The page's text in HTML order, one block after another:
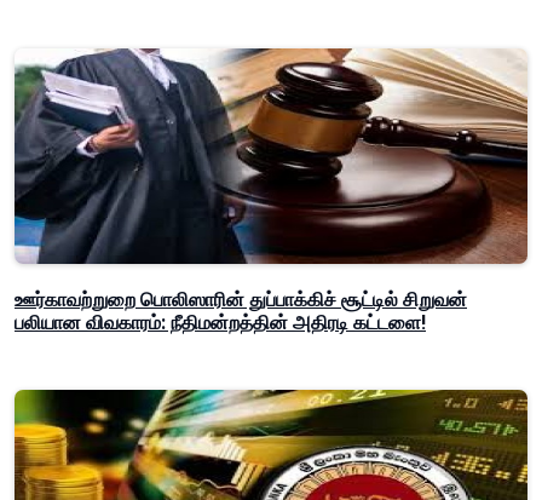
ஊர்காவற்றுறை பொலிஸாரின் துப்பாக்கிச் சூட்டில் சிறுவன்
பலியான விவகாரம்: நீதிமன்றத்தின் அதிரடி கட்டளை!